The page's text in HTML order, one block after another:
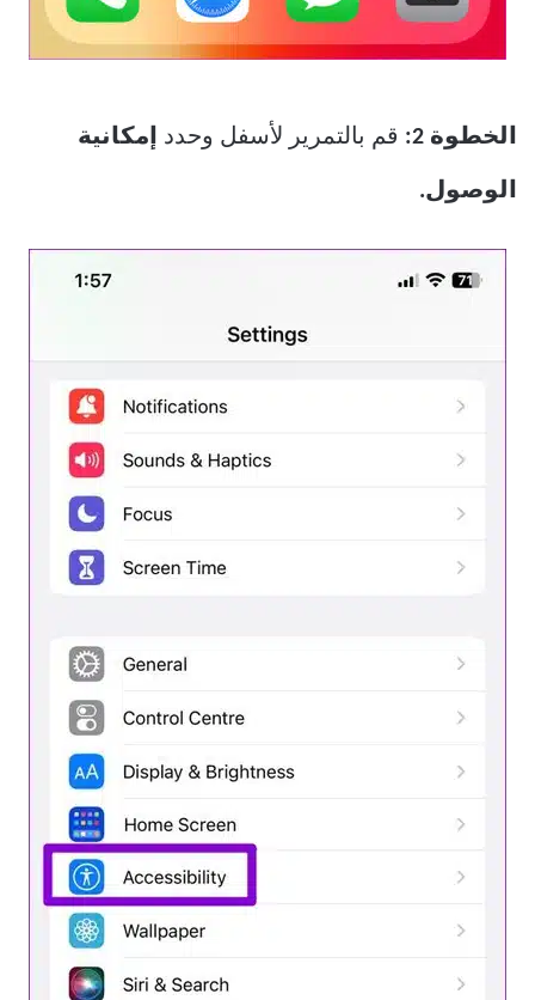
الخطوة 2: قم بالتمرير لأسفل وحدد إمكانية
الوصول.